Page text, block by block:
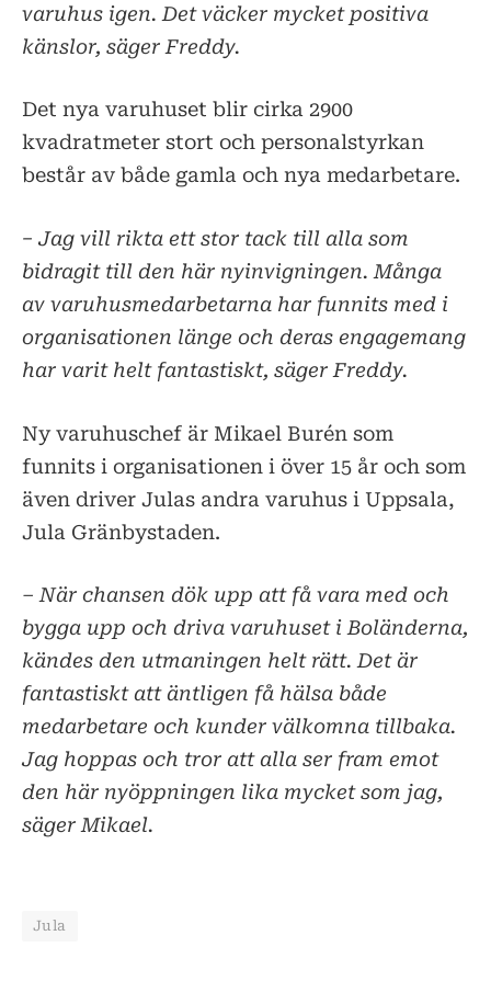
varuhus igen. Det väcker mycket positiva
känslor, säger Freddy.
Det nya varuhuset blir cirka 2900
kvadratmeter stort och personalstyrkan
består av både gamla och nya medarbetare.
− Jag vill rikta ett stor tack till alla som
bidragit till den här nyinvigningen. Många
av varuhusmedarbetarna har funnits med i
organisationen länge och deras engagemang
har varit helt fantastiskt, säger Freddy.
Ny varuhuschef är Mikael Burén som
funnits i organisationen i över 15 år och som
även driver Julas andra varuhus i Uppsala,
Jula Gränbystaden.
– När chansen dök upp att få vara med och
bygga upp och driva varuhuset i Boländerna,
kändes den utmaningen helt rätt. Det är
fantastiskt att äntligen få hälsa både
medarbetare och kunder välkomna tillbaka.
Jag hoppas och tror att alla ser fram emot
den här nyöppningen lika mycket som jag,
säger Mikael.
Jula